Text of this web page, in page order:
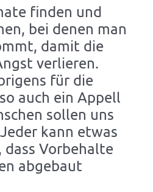
finden und
bei denen man
damit die
verlieren.
für die
auch ein Appell
sollen uns
kann etwas
Vorbehalte
abgebaut